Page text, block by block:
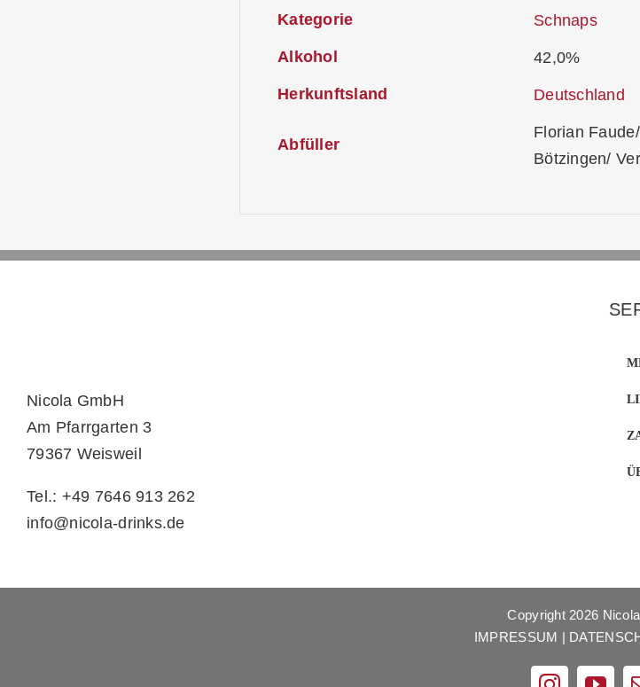
Kategorie Schnaps
Alkohol 42,0%
Herkunftsland Deutschland
Abfüller
Florian
Bötzingen/
Nicola GmbH
Am Pfarrgarten 3
79367 Weisweil
Tel.: +49 7646 913 262
info@nicola-drinks.de
Copyright 2026
IMPRESSUM |